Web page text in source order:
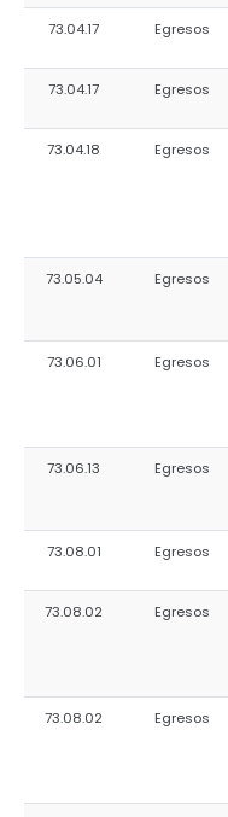
73.04.17 Egresos
73.04.17 Egresos
73.04.18 Egresos
73.05.04 Egresos
73.06.01 Egresos
73.06.13 Egresos
73.08.01 Egresos
73.08.02 Egresos
73.08.02 Egresos